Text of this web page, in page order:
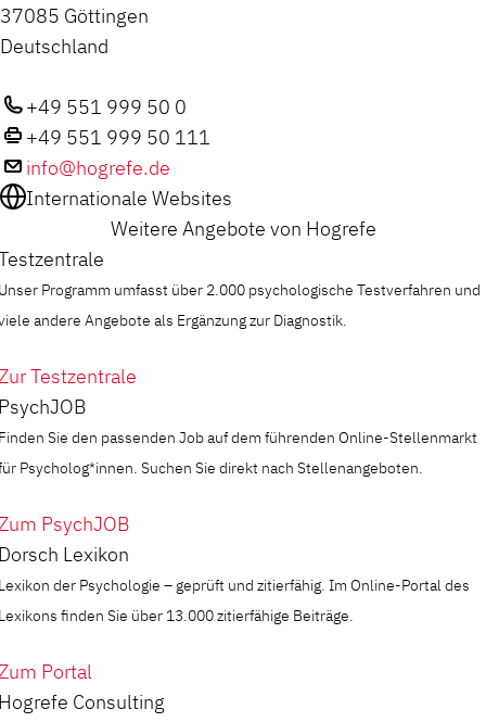
37085 Göttingen
Deutschland
+49 551 999 50 0
+49 551 999 50 111
info@hogrefe.de
Internationale Websites
Weitere Angebote von Hogrefe
Programm umfasst über 2.000 psychologische Testverfahren und
andere Angebote als Ergänzung zur Diagnostik.
Testzentrale
Sie den passenden Job auf dem führenden Online-Stellenmarkt
Psycholog*innen. Suchen Sie direkt nach Stellenangeboten.
PsychJOB
Lexikon
der Psychologie – geprüft und zitierfähig. Im Online-Portal des
finden Sie über 13.000 zitierfähige Beiträge.
Portal
Consulting